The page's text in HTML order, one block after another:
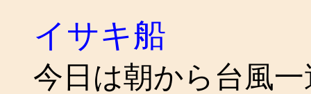
イサキ船
今日は朝から台風